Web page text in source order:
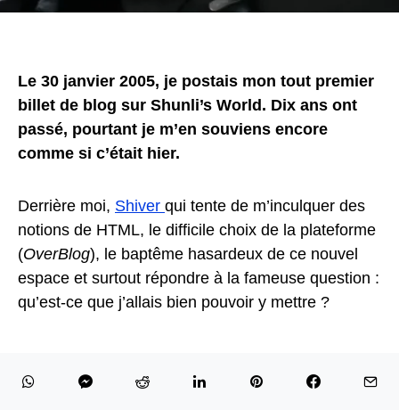
Le 30 janvier 2005, je postais mon tout premier
billet de blog sur Shunli’s World. Dix ans ont
passé, pourtant je m’en souviens encore
comme si c’était hier.
Derrière moi, Shiver qui tente de m’inculquer des
notions de HTML, le difficile choix de la plateforme
(OverBlog), le baptême hasardeux de ce nouvel
espace et surtout répondre à la fameuse question :
qu’est-ce que j’allais bien pouvoir y mettre ?
Les premiers pas